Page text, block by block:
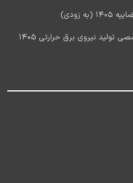
زودی)
آخرین اخبار استخدام شرکت مادر تخصصی تولید نیروی برق حرارتی 1405